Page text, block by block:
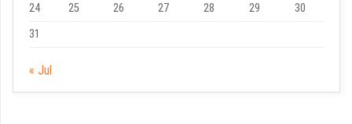
24
25 26 27 28 29
30
31
« Jul